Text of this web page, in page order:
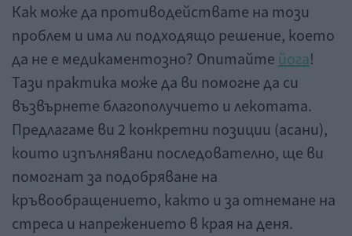
Как може да противодействате на този
проблем и има ли подходящо решение, което
да не е медикаментозно? Опитайтейога!
Тази практика може да ви помогне да си
възвърнете благополучието и лекотата.
Предлагаме ви 2 конкретни позиции (асани),
които изпълнявани последователно, ще ви
помогнат за подобряване на
кръвообращението, както и за отнемане на
стреса и напрежението в края на деня.